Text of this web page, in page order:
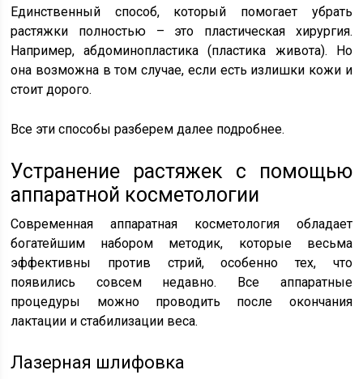
Единственный способ, который помогает убрать
растяжки полностью – это пластическая хирургия.
Например, абдоминопластика (пластика живота). Но
она возможна в том случае, если есть излишки кожи и
стоит дорого.
Все эти способы разберем далее подробнее.
Устранение растяжек с помощью
аппаратной косметологии
Современная аппаратная косметология обладает
богатейшим набором методик, которые весьма
эффективны против стрий, особенно тех, что
появились совсем недавно. Все аппаратные
процедуры можно проводить после окончания
лактации и стабилизации веса.
Лазерная шлифовка